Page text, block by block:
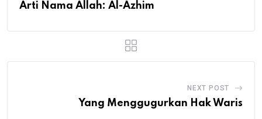
Arti Nama Allah: Al-Azhim
NEXT POST
Yang Menggugurkan Hak Waris